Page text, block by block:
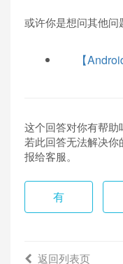
或许你是想问其他问
【
这个回答对你有帮助
若此回答无法解决
报给客服。
有
返回列表页